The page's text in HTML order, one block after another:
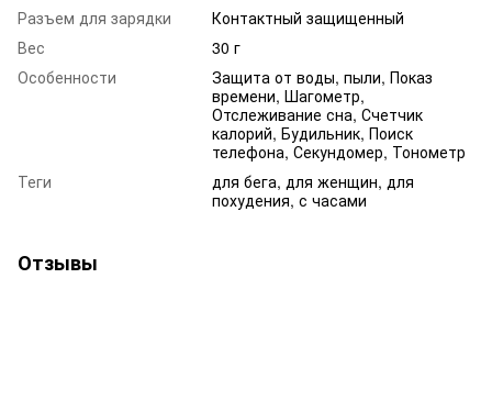
Разъем для зарядки
Контактный защищенный
Вес
30 г
Особенности
Защита от воды, пыли, Показ
времени, Шагометр,
Отслеживание сна, Счетчик
калорий, Будильник, Поиск
телефона, Секундомер, Тонометр
Теги
для бега, для женщин, для
похудения, с часами
Отзывы